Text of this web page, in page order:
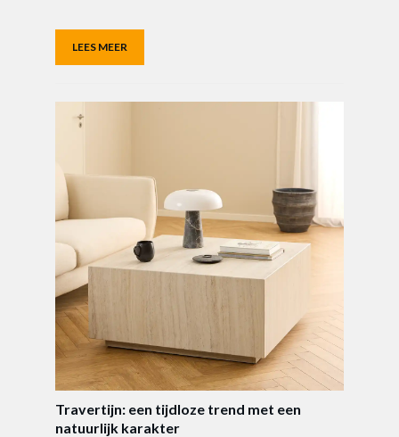
LEES MEER
Travertijn: een tijdloze trend met een
natuurlijk karakter